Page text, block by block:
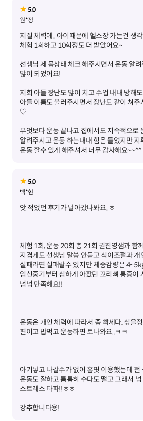
5.0
원*정
저질 체력에.. 아이때문에 헬스장 가는건 생
선생님 제 몸상태 체크 해주시면서 운동 알
저희 아들 장난도 많이 치고 수업 내내 방해
아들 이름도 불러주시면서 장난도 같이 쳐
무엇보다 운동 끝나고 집에서도 지속적으로
알려주시고 운동 하는내내 힘은 들었지만 지
운동 할수 있게 해주셔서 너무 감사해요~~^^
5.0
백*현
체험 1회, 운동 20회 총 21회 권진영샘과 함
지겹게도 선생님 말씀 안듣고 식이조절과 개
실패라면 실패랄수 있지만 체중감량은
임신중기부터 심하게 아팠던 꼬리뼈 통증이
운동은 개인 체력에 따라서 좀 빡세다..싶을
아기낳고 나갈수가 없어 홈핏 이용했는데 전
운동도 잘하고 틈틈히 수다도 떨고 그래서
강추합니다용!